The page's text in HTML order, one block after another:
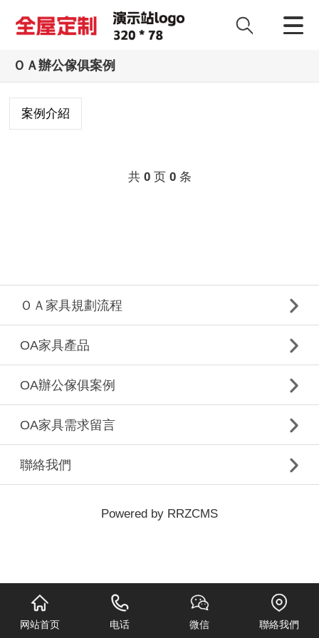
ＯＡ辦公傢俱案例
案例介紹
共 0页 0条
ＯＡ家具規劃流程
OA家具產品
OA辦公傢俱案例
OA家具需求留言
聯絡我們
Powered by RRZCMS
网站首页 电话 微信 聯絡我們